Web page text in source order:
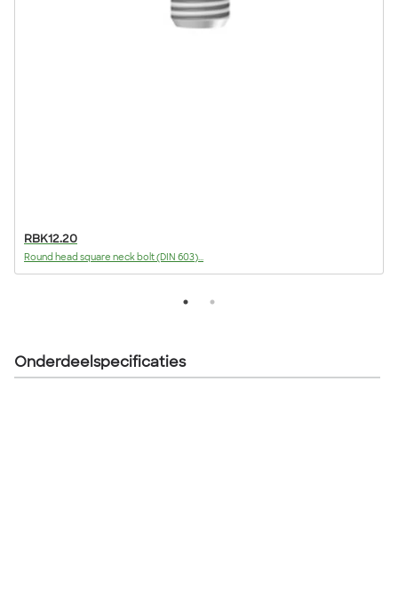
RBK12.20
Round head square neck bolt (DIN 603)...
Onderdeelspecificaties